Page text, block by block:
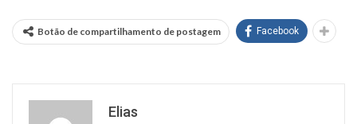
Botão de compartilhamento de postagem Facebook
Elias